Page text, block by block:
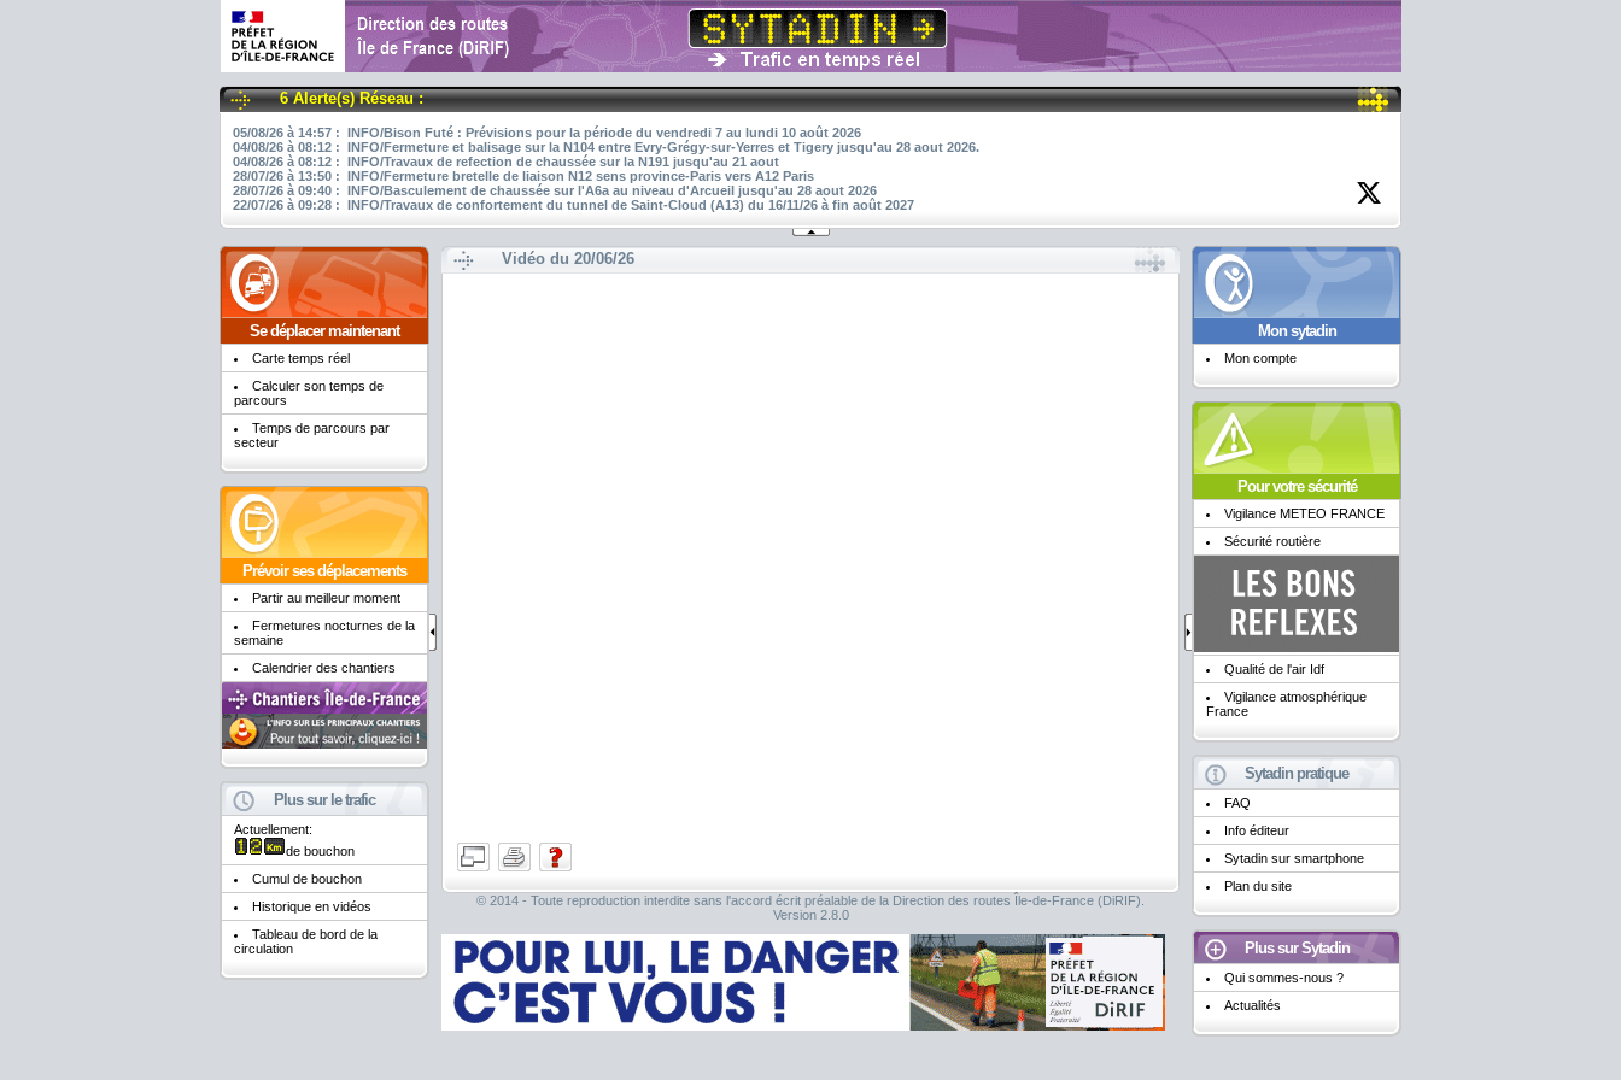
6 Alerte(s) Réseau :
05/08/26 à 14:57 : INFO/Bison Futé : Prévisions pour la période du vendredi 7 au lundi 10 août 2026
04/08/26 à 08:12 : INFO/Fermeture et balisage sur la N104 entre Evry-Grégy-sur-Yerres et Tigery jusqu'au 28 aout 2026.
04/08/26 à 08:12 : INFO/Travaux de refection de chaussée sur la N191 jusqu'au 21 aout
28/07/26 à 13:50 : INFO/Fermeture bretelle de liaison N12 sens province-Paris vers A12 Paris
28/07/26 à 09:40 : INFO/Basculement de chaussée sur l'A6a au niveau d'Arcueil jusqu'au 28 aout 2026
22/07/26 à 09:28 : INFO/Travaux de confortement du tunnel de Saint-Cloud (A13) du 16/11/26 à fin août 2027
Se déplacer maintenant
Carte temps réel
Calculer son temps de
parcours
Temps de parcours par
secteur
Prévoir ses déplacements
Partir au meilleur moment
Fermetures nocturnes de la
semaine
Calendrier des chantiers
Plus sur le trafic
Actuellement:
de bouchon
Cumul de bouchon
Historique en vidéos
Tableau de bord de la
circulation
Mon sytadin
Mon compte
Pour votre sécurité
Vigilance METEO FRANCE
Sécurité routière
Qualité de l'air Idf
Vigilance atmosphérique
France
Sytadin pratique
FAQ
Info éditeur
Sytadin sur smartphone
Plan du site
Plus sur Sytadin
Qui sommes-nous ?
Actualités
Vidéo du 20/06/26
© 2014 - Toute reproduction interdite sans l'accord écrit préalable de la Direction des routes Île-de-France (DiRIF).
Version 2.8.0